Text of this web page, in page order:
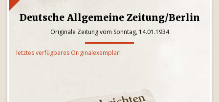
Deutsche Allgemeine Zeitung/Berlin
Originale Zeitung vom Sonntag, 14.01.1934
letztes verfügbares Originalexemplar!